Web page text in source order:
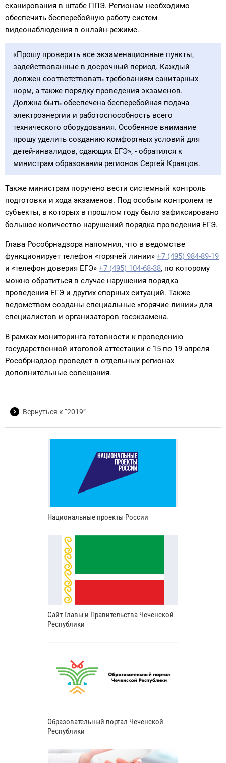
сканирования в штабе ППЭ. Регионам необходимо
обеспечить бесперебойную работу систем
видеонаблюдения в онлайн-режиме.
«Прошу проверить все экзаменационные пункты,
задействованные в досрочный период. Каждый
должен соответствовать требованиям санитарных
норм, а также порядку проведения экзаменов.
Должна быть обеспечена бесперебойная подача
электроэнергии и работоспособность всего
технического оборудования. Особенное внимание
прошу уделить созданию комфортных условий для
детей-инвалидов, сдающих ЕГЭ», - обратился к
министрам образования регионов Сергей Кравцов.
Также министрам поручено вести системный контроль
подготовки и хода экзаменов. Под особым контролем те
субъекты, в которых в прошлом году было зафиксировано
большое количество нарушений порядка проведения ЕГЭ.
Глава Рособрнадзора напомнил, что в ведомстве
функционирует телефон «горячей линии» +7 (495) 984-89-19
и «телефон доверия ЕГЭ» +7 (495) 104-68-38, по которому
можно обратиться в случае нарушения порядка
проведения ЕГЭ и других спорных ситуаций. Также
ведомством созданы специальные «горячие линии» для
специалистов и организаторов госэкзамена.
В рамках мониторинга готовности к проведению
государственной итоговой аттестации с 15 по 19 апреля
Рособрнадзор проведет в отдельных регионах
дополнительные совещания.
Вернуться к “2019”
Национальные проекты России
Сайт Главы и Правительства Чеченской
Республики
Образовательный портал Чеченской
Республики